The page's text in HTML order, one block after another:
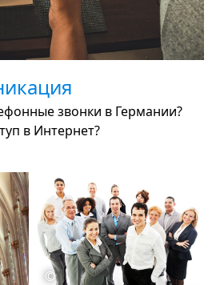
звонки в Германии?
в Интернет?
©